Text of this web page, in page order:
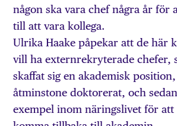
någon ska vara chef några år för
till att vara kollega.
Ulrika Haake påpekar att de här
vill ha externrekryterade chefer,
skaffat sig en akademisk
åtminstone doktorerat, och
exempel inom näringslivet för